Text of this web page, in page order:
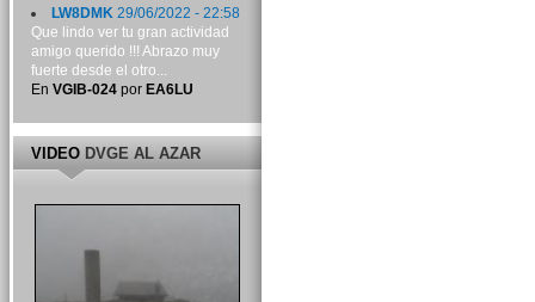
LW8DMK29/06/2022 - 22:58
Que lindo ver tu gran actividad
amigo querido !!! Abrazo muy
fuerte desde el otro...
En VGIB-024por EA6LU
VIDEODVGE AL AZAR